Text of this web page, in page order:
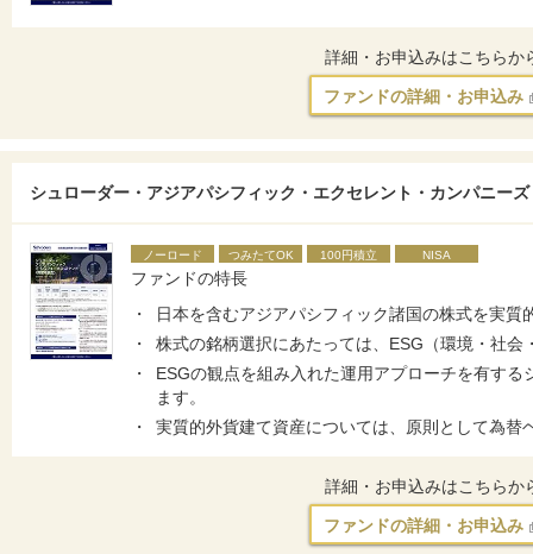
詳細・お申込みはこちらか
ファンドの詳細・お申込み
シュローダー・アジアパシフィック・エクセレント・カンパニーズ
ノーロード つみたてOK 100円積立 NISA
ファンドの特長
日本を含むアジアパシフィック諸国の株式を実質
株式の銘柄選択にあたっては、ESG（環境・社
ESGの観点を組み入れた運用アプローチを有す
ます。
実質的外貨建て資産については、原則として為替
詳細・お申込みはこちらか
ファンドの詳細・お申込み